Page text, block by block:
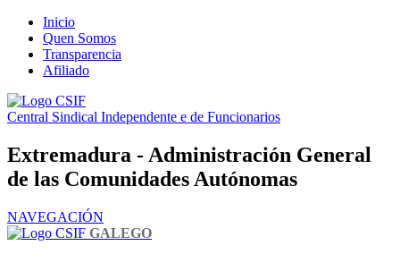
Inicio
Quen Somos
Transparencia
Afiliado
Central Sindical Independente e de Funcionarios
Extremadura - Administración General
de las Comunidades Autónomas
NAVEGACIÓN
GALEGO